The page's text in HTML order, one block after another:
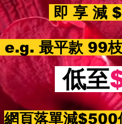
即 享 減
e.g. 最平款 99
低至
網頁落單減$500